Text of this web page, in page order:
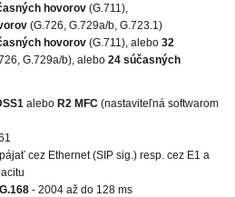
hovorov (G.711),
(G.726, G.729a/b, G.723.1)
hovorov (G.711), alebo 32
G.729a/b), alebo 24 súčasných
alebo R2 MFC (nastaviteľná softwarom
cez Ethernet (SIP sig.) resp. cez E1 a
- 2004 až do 128 ms